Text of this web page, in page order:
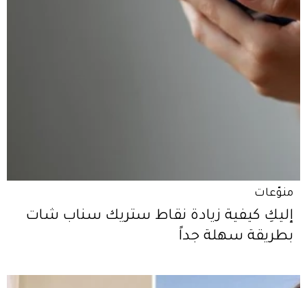
منوّعات
إليكِ كيفية زيادة نقاط ستريك سناب شات
بطريقة سهلة جداً